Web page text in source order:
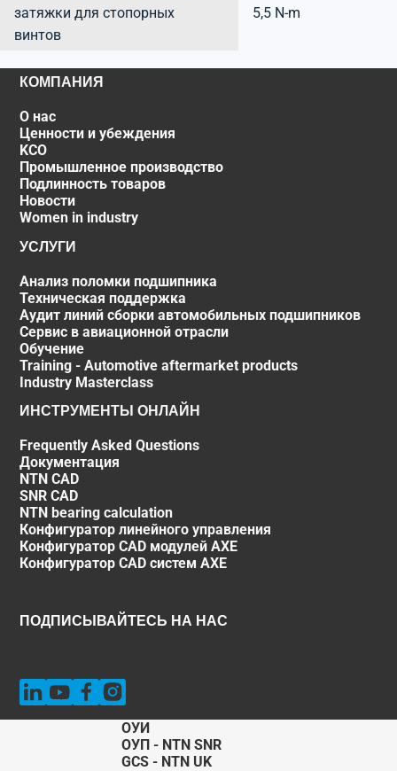
затяжки для стопорных
винтов
5,5 N-m
КОМПАНИЯ
О нас
Ценности и убеждения
KCO
Промышленное производство
Подлинность товаров
Новости
Women in industry
УСЛУГИ
Анализ поломки подшипника
Техническая поддержка
Аудит линий сборки автомобильных подшипников
Сервис в авиационной отрасли
Обучение
Training - Automotive aftermarket products
Industry Masterclass
ИНСТРУМЕНТЫ ОНЛАЙН
Frequently Asked Questions
Документация
NTN CAD
SNR CAD
NTN bearing calculation
Конфигуратор линейного управления
Конфигуратор CAD модулей AXE
Конфигуратор CAD систем AXE
ПОДПИСЫВАЙТЕСЬ НА НАС
ОУИ
ОУП - NTN SNR
GCS - NTN UK